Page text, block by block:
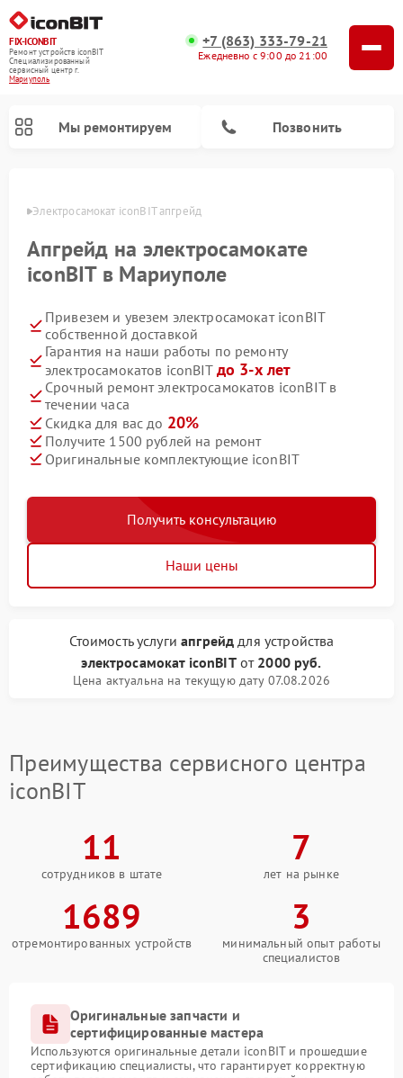
FIX-ICONBIT
Ремонт устройств iconBIT
Специализированный
cервисный центр г.
Мариуполь
+7 (863) 333-79-21
Ежедневно с 9:00 до 21:00
Мы ремонтируем Позвонить
Электросамокат iconBIT апгрейд
Апгрейд на электросамокате
iconBIT в Мариуполе
Привезем и увезем электросамокат iconBIT
собственной доставкой
Гарантия на наши работы по ремонту
электросамокатов iconBIT до 3-х лет
Срочный ремонт электросамокатов iconBIT в
течении часа
Скидка для вас до 20%
Получите 1500 рублей на ремонт
Оригинальные комплектующие iconBIT
Получить консультацию
Наши цены
Стоимость услугиапгрейд для устройства
электросамокат iconBITот 2000 руб.
Цена актуальна на текущую дату 07.08.2026
Преимущества сервисного центра
iconBIT
11
сотрудников в штате
7
лет на рынке
1689
отремонтированных устройств
3
минимальный опыт работы
специалистов
Оригинальные запчасти и
сертифицированные мастера
Используются оригинальные детали iconBIT и прошедшие
сертификацию специалисты, что гарантирует корректную